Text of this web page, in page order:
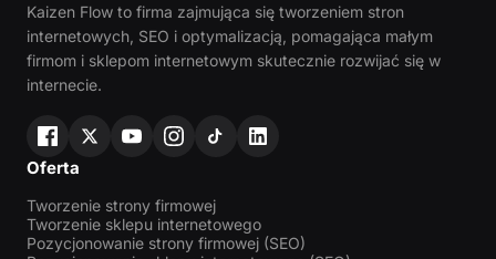
Kaizen Flow to firma zajmująca się tworzeniem stron
internetowych, SEO i optymalizacją, pomagająca małym
firmom i sklepom internetowym skutecznie rozwijać się w
internecie.
Oferta
Tworzenie strony firmowej
Tworzenie sklepu internetowego
Pozycjonowanie strony firmowej (SEO)